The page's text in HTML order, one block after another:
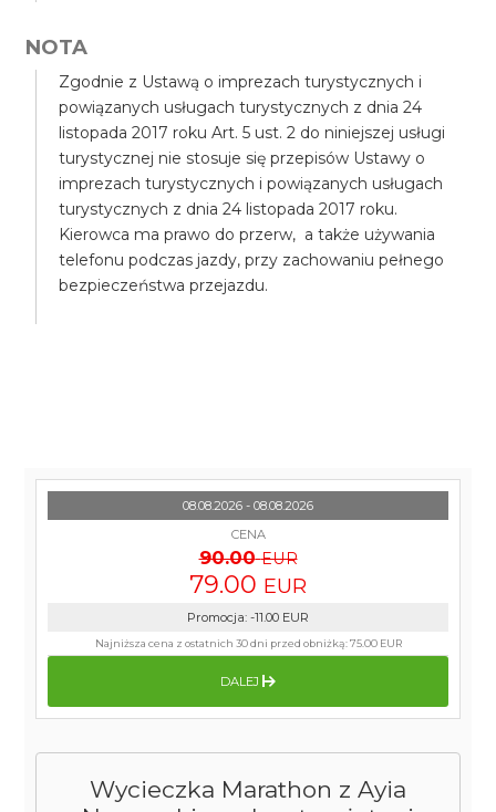
NOTA
Zgodnie z Ustawą o imprezach turystycznych i
powiązanych usługach turystycznych z dnia 24
listopada 2017 roku Art. 5 ust. 2 do niniejszej usługi
turystycznej nie stosuje się przepisów Ustawy o
imprezach turystycznych i powiązanych usługach
turystycznych z dnia 24 listopada 2017 roku.
Kierowca ma prawo do przerw, a także używania
telefonu podczas jazdy, przy zachowaniu pełnego
bezpieczeństwa przejazdu.
Wycieczka Marathon z Ayia
08.08.2026 - 08.08.2026
CENA
90.00 EUR
79.00 EUR
Promocja: -11.00 EUR
Najniższa cena z ostatnich 30 dni przed obniżką:75.00 EUR
DALEJ